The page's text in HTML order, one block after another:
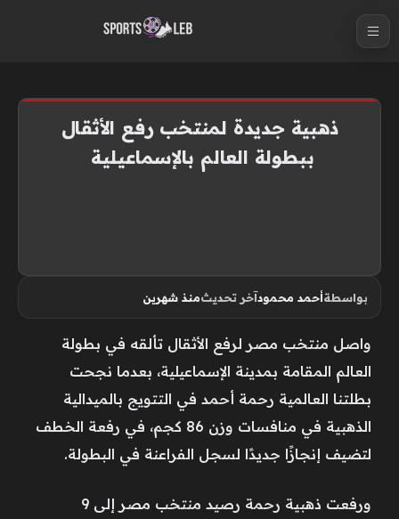
ذهبية جديدة لمنتخب رفع الأثقال
ببطولة العالم بالإسماعيلية
بواسطةأحمد محمودآخر تحديثمنذ شهرين
واصل منتخب مصر لرفع الأثقال تألقه في بطولة
العالم المقامة بمدينة الإسماعيلية، بعدما نجحت
بطلتنا العالمية رحمة أحمد في التتويج بالميدالية
الذهبية في منافسات وزن 86 كجم، في رفعة الخطف
لتضيف إنجازًا جديدًا لسجل الفراعنة في البطولة.
ورفعت ذهبية رحمة رصيد منتخب مصر إلى 9